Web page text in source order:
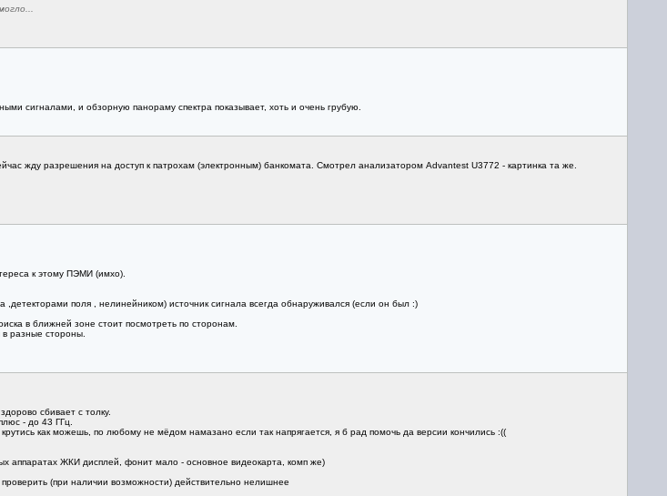
сигналами, и обзорную панораму спектра показывает, хоть и очень грубую.
жду разрешения на доступ к патрохам (электронным) банкомата. Смотрел анализатором Advantest U3772 - картинка та же.
к этому ПЭМИ (имхо).
поля , нелинейником) источник сигнала всегда обнаруживался (если он был :)
в ближней зоне стоит посмотреть по сторонам.
в разные стороны.
сбивает с толку.
- до 43 ГГц.
как можешь, по любому не мёдом намазано если так напрягается, я б рад помочь да версии кончились :((
аппаратах ЖКИ дисплей, фонит мало - основное видеокарта, комп же)
(при наличии возможности) действительно нелишнее